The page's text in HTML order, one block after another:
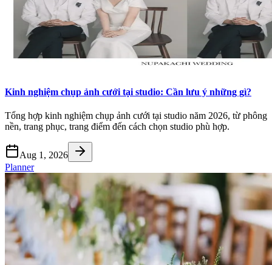
Kinh nghiệm chụp ảnh cưới tại studio: Cần lưu ý những gì?
Tổng hợp kinh nghiệm chụp ảnh cưới tại studio năm 2026, từ phông
nền, trang phục, trang điểm đến cách chọn studio phù hợp.
Aug 1, 2026
Planner